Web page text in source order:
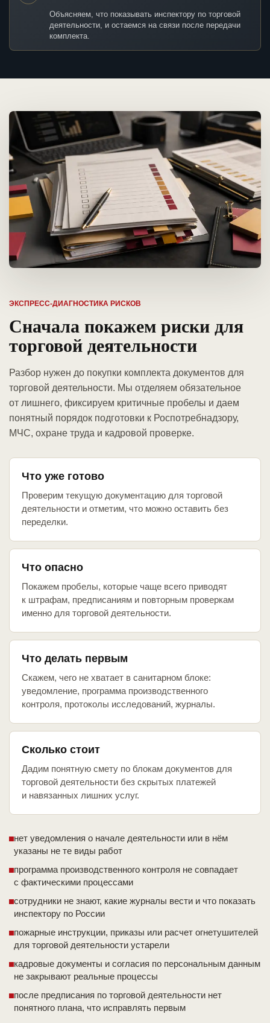
Объясняем, что показывать инспектору по торговой
деятельности, и остаемся на связи после передачи
комплекта.
ЭКСПРЕСС-ДИАГНОСТИКА РИСКОВ
Сначала покажем риски для
торговой деятельности
Разбор нужен до покупки комплекта документов для
торговой деятельности. Мы отделяем обязательное
от лишнего, фиксируем критичные пробелы и даем
понятный порядок подготовки к Роспотребнадзору,
МЧС, охране труда и кадровой проверке.
Что уже готово
Проверим текущую документацию для торговой
деятельности и отметим, что можно оставить без
переделки.
Что опасно
Покажем пробелы, которые чаще всего приводят
к штрафам, предписаниям и повторным проверкам
именно для торговой деятельности.
Что делать первым
Скажем, чего не хватает в санитарном блоке:
уведомление, программа производственного
контроля, протоколы исследований, журналы.
Сколько стоит
Дадим понятную смету по блокам документов для
торговой деятельности без скрытых платежей
и навязанных лишних услуг.
нет уведомления о начале деятельности или в нём
указаны не те виды работ
программа производственного контроля не совпадает
с фактическими процессами
сотрудники не знают, какие журналы вести и что показать
инспектору по России
пожарные инструкции, приказы или расчет огнетушителей
для торговой деятельности устарели
кадровые документы и согласия по персональным данным
не закрывают реальные процессы
после предписания по торговой деятельности нет
понятного плана, что исправлять первым